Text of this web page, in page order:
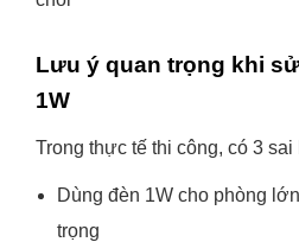
Lưu ý quan trọng khi
1W
Trong thực tế thi công, có 3 sai
Dùng đèn 1W cho phòng
trọng